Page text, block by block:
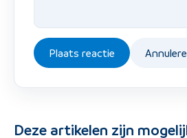
Plaats reactie
Deze artikelen zijn